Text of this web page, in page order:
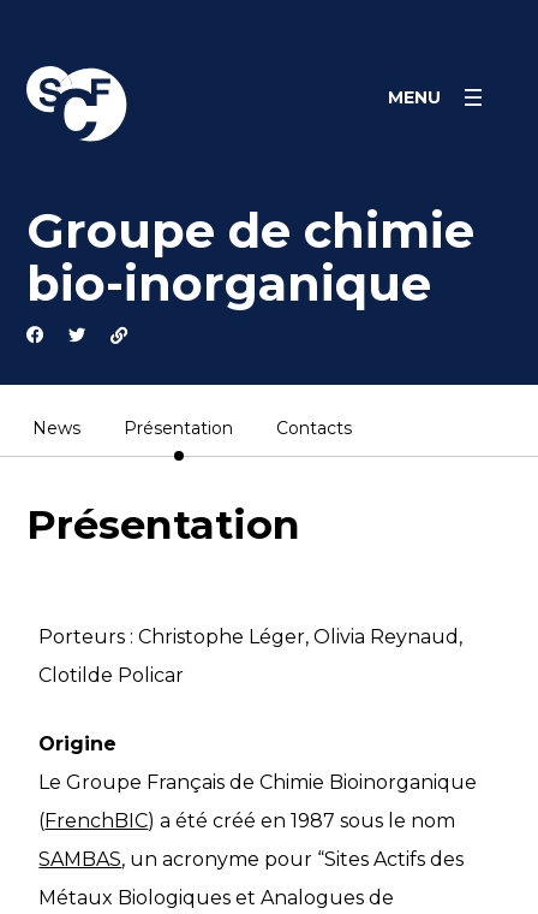
MENU
Groupe de chimie
bio-inorganique
News Présentation Contacts
Présentation
Porteurs : Christophe Léger, Olivia Reynaud,
Clotilde Policar
Origine
Le Groupe Français de Chimie Bioinorganique
(FrenchBIC) a été créé en 1987 sous le nom
SAMBAS, un acronyme pour “Sites Actifs des
Métaux Biologiques et Analogues de